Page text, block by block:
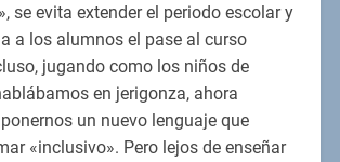
se evita extender el periodo escolar y
a los alumnos el pase al curso
jugando como los niños de
en jerigonza, ahora
un nuevo lenguaje que
«inclusivo». Pero lejos de enseñar